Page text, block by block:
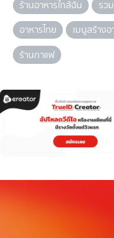
ร้านอาหารใกล้ฉัน
รว
อาหารไทย
เมนูสร้าง
ร้านกาแฟ